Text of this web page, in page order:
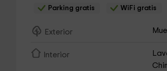
Parking gratis WiFi gratis
Exterior
Interior